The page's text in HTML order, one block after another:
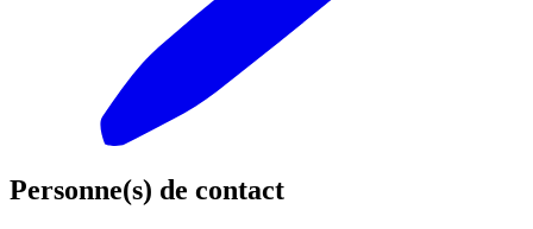
Personne(s) de contact